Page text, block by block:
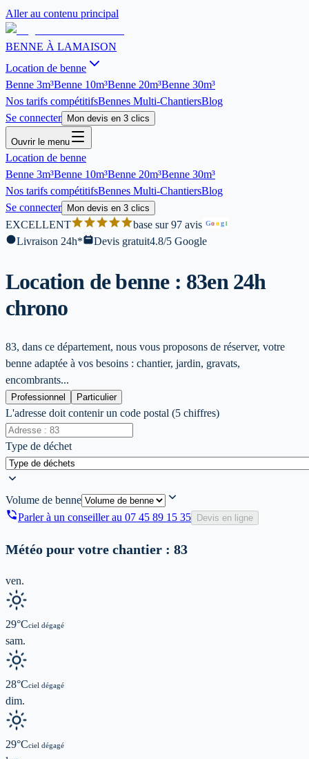
Aller au contenu principal
BENNE À LAMAISON
Location de benne
Benne 3m³Benne 10m³Benne 20m³Benne 30m³
Nos tarifs compétitifsBennes Multi-ChantiersBlog
Se connecter
Mon devis en 3 clics
Ouvrir le menu
Location de benne
Benne 3m³Benne 10m³Benne 20m³Benne 30m³
Nos tarifs compétitifsBennes Multi-ChantiersBlog
Se connecter
Mon devis en 3 clics
EXCELLENT base sur 97 avis Goog l
Livraison 24h* Devis gratuit4.8/5 Google
Location de benne : 83en 24h
chrono
83, dans ce département, nous vous proposons de réserver, votre
benne adaptée à vos besoins : chantier, jardin, gravats,
encombrants...
Professionnel Particulier
L'adresse doit contenir un code postal (5 chiffres)
Type de déchet
Volume de benne
Parler à un conseiller au 07 45 89 15 35 Devis en ligne
Météo pour votre chantier : 83
ven.
29°Cciel dégagé
sam.
28°Cciel dégagé
dim.
29°Cciel dégagé